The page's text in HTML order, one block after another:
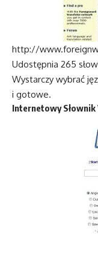
http://
Udostępnia 265
Wystarczy wybrać
i gotowe.
Internetowy